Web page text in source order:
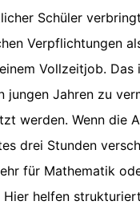
Schüler
Verpflichtungen
Vollzeitjob. Das
jungen Jahren zu
werden. Wenn die
drei Stunden
für Mathematik
Hier helfen